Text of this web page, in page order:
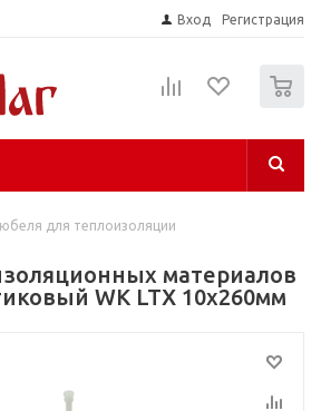
Вход Регистрация
для теплоизоляции
материалов
WK LTX 10х260мм